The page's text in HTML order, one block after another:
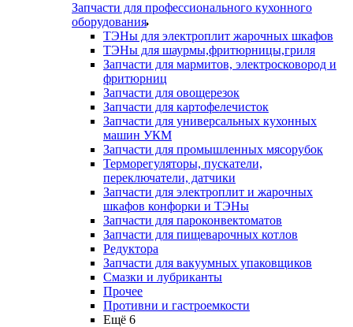
Запчасти для профессионального кухонного
оборудования
ТЭНы для электроплит жарочных шкафов
ТЭНы для шаурмы,фритюрницы,гриля
Запчасти для мармитов, электросковород и
фритюрниц
Запчасти для овощерезок
Запчасти для картофелечисток
Запчасти для универсальных кухонных
машин УКМ
Запчасти для промышленных мясорубок
Терморегуляторы, пускатели,
переключатели, датчики
Запчасти для электроплит и жарочных
шкафов конфорки и ТЭНы
Запчасти для пароконвектоматов
Запчасти для пищеварочных котлов
Редуктора
Запчасти для вакуумных упаковщиков
Смазки и лубриканты
Прочее
Противни и гастроемкости
Ещё 6